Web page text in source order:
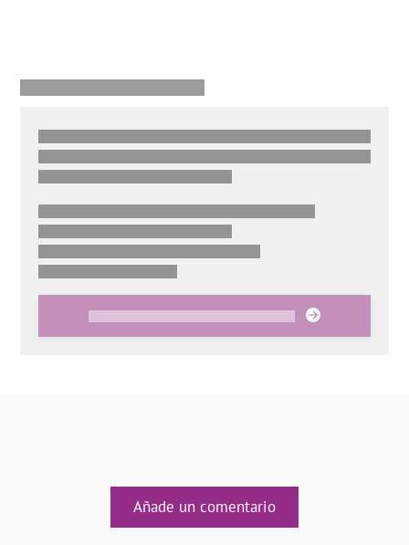
Añade un comentario